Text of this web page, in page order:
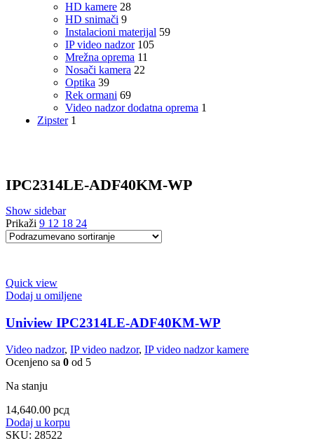
HD kamere 28
HD snimači 9
Instalacioni materijal 59
IP video nadzor 105
Mrežna oprema 11
Nosači kamera 22
Optika 39
Rek ormani 69
Video nadzor dodatna oprema 1
Zipster 1
IPC2314LE-ADF40KM-WP
Show sidebar
Prikaži 9 12 18 24
Quick view
Dodaj u omiljene
Uniview IPC2314LE-ADF40KM-WP
Video nadzor, IP video nadzor, IP video nadzor kamere
Ocenjeno sa 0 od 5
Na stanju
14,640.00 рсд
Dodaj u korpu
SKU: 28522